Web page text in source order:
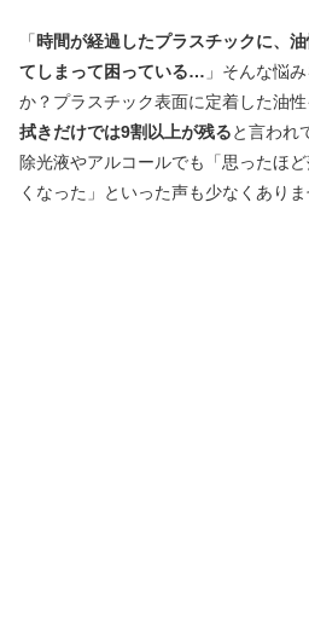
「時間が経過したプラスチックに、
てしまって困っている… 」そんな悩
か？プラスチック表面に定着した油
拭きだけでは9割以上が残ると言われ
除光液やアルコールでも「思ったほ
くなった」といった声も少なくありま